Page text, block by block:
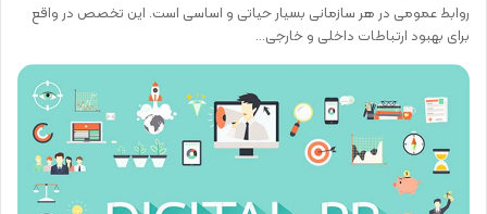
روابط عمومی در هر سازمانی بسیار حیاتی و اساسی است. این تخصص در واقع
برای بهبود ارتباطات داخلی و خارجی…